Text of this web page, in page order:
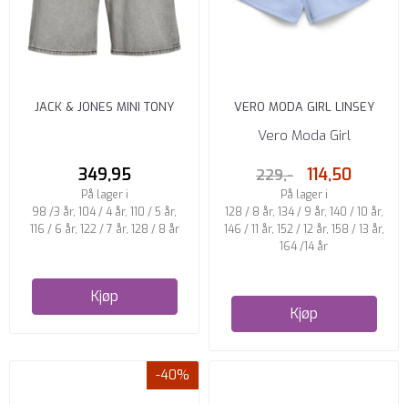
JACK & JONES MINI TONY
349,95
På lager i
98 /3 år, 104 / 4 år, 110 / 5 år,
116 / 6 år, 122 / 7 år, 128 / 8 år
Kjøp
VERO MODA GIRL LINSEY
SWEATSHORTS MID WAIST
Vero Moda Girl
229,- 114,50
På lager i
128 / 8 år, 134 / 9 år, 140 / 10 år,
146 / 11 år, 152 / 12 år, 158 / 13 år,
164 /14 år
Kjøp
-40%